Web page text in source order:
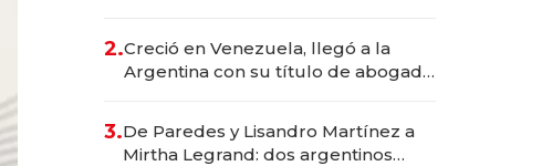
2.Creció en Venezuela, llegó a la
Argentina con su título de abogado
marcas "fast premium"
3.De Paredes y Lisandro Martínez a
Mirtha Legrand: dos argentinos